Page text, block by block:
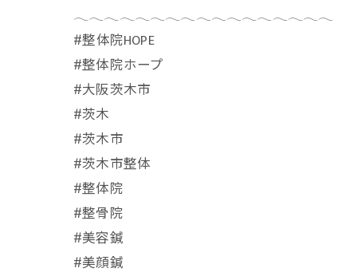
𓂃𓂃𓂃𓂃𓂃𓂃𓂃𓂃𓂃𓂃𓂃𓂃𓂃𓂃𓂃𓂃𓂃
⁡#整体院HOPE
#整体院ホープ
#大阪茨木市
#茨木
#茨木市
#茨木市整体
#整体院
#整骨院
#美容鍼
#美顔鍼